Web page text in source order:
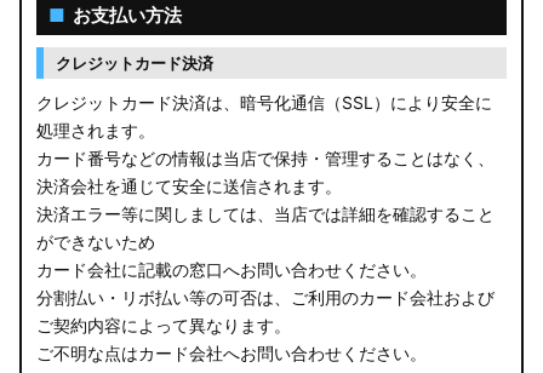
■ お支払い方法
クレジットカード決済
クレジットカード決済は、暗号化通信（SSL）により安全に
処理されます。
カード番号などの情報は当店で保持・管理することはなく、
決済会社を通じて安全に送信されます。
決済エラー等に関しましては、当店では詳細を確認すること
ができないため
カード会社に記載の窓口へお問い合わせください。
分割払い・リボ払い等の可否は、ご利用のカード会社および
ご契約内容によって異なります。
ご不明な点はカード会社へお問い合わせください。